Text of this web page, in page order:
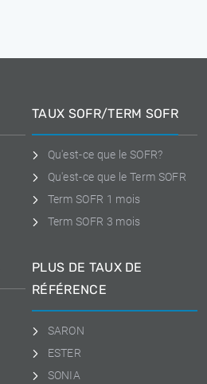
TAUX SOFR/TERM SOFR
Qu'est-ce que le SOFR?
Qu'est-ce que le Term SOFR
Term SOFR 1 mois
Term SOFR 3 mois
PLUS DE TAUX DE
RÉFÉRENCE
SARON
ESTER
SONIA